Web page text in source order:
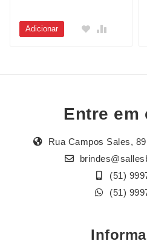
Adicionar
Entre em
Rua Campos Sales,
(51)
(51)